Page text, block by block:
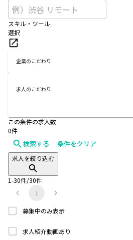
スキル・ツール
選択
企業のこだわり
求人のこだわり
この条件の求人数
0件
検索する 条件をクリア
求人を絞り込む
1-30件/30件
1
募集中のみ表示
求人紹介動画あり